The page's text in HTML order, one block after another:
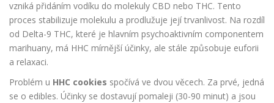
vzniká přidáním vodíku do molekuly CBD nebo THC. Tento
proces stabilizuje molekulu a prodlužuje její trvanlivost. Na rozdíl
od Delta-9 THC, které je hlavním psychoaktivním componentem
marihuany, má HHC mírnější účinky, ale stále způsobuje euforii
a relaxaci.
Problém u HHC cookies spočívá ve dvou věcech. Za prvé, jedná
se o edibles. Účinky se dostavují pomaleji (30-90 minut) a jsou